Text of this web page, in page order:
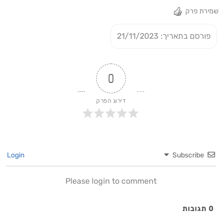
שמירת פרק
פורסם בתאריך: 21/11/2023
0
דירוג הפרק
Subscribe
Please login to comment
0 תגובות